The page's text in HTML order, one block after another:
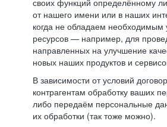
своих функций определённому
от нашего имени или в наших
когда не обладаем необходимым
ресурсов — например, для
направленных на улучшение
новых наших продуктов и
В зависимости от условий
контрагентам обработку ваших
либо передаём персональные
их обработки (так тоже можно).